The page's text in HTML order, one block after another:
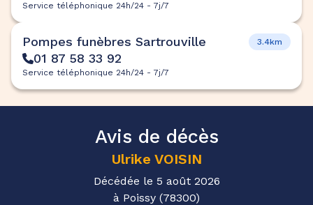
Service téléphonique 24h/24 - 7j/7
Pompes funèbres Sartrouville 3.4km
01 87 58 33 92
Service téléphonique 24h/24 - 7j/7
Avis de décès
Ulrike VOISIN
Décédée le 5 août 2026
à Poissy (78300)